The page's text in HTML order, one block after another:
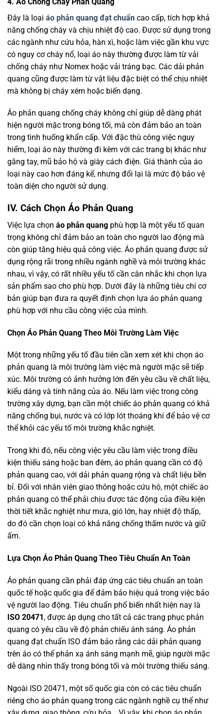
Đây là loại áo phản quang đạt chuẩn cao cấp, tích hợp khả
năng chống cháy và chịu nhiệt độ cao. Được sử dụng trong
các ngành như cứu hỏa, hàn xì, hoặc làm việc gần khu vực
có nguy cơ cháy nổ, loại áo này thường được làm từ vải
chống cháy như Nomex hoặc vải tráng bạc. Các dải phản
quang cũng được làm từ vật liệu đặc biệt có thể chịu nhiệt
mà không bị cháy xém hoặc biến dạng.
Áo phản quang chống cháy không chỉ giúp dễ dàng phát
hiện người mặc trong bóng tối, mà còn đảm bảo an toàn
trong tình huống khẩn cấp. Với đặc thù công việc nguy
hiểm, loại áo này thường đi kèm với các trang bị khác như
găng tay, mũ bảo hộ và giày cách điện. Giá thành của áo
loại này cao hơn đáng kể, nhưng đổi lại là mức độ bảo vệ
toàn diện cho người sử dụng.
IV. Cách Chọn Áo Phản Quang
Việc lựa chọn áo phản quang phù hợp là một yếu tố quan
trọng không chỉ đảm bảo an toàn cho người lao động mà
còn giúp tăng hiệu quả công việc. Áo phản quang được sử
dụng rộng rãi trong nhiều ngành nghề và môi trường khác
nhau, vì vậy, có rất nhiều yếu tố cần cân nhắc khi chọn lựa
sản phẩm sao cho phù hợp. Dưới đây là những tiêu chí cơ
bản giúp bạn đưa ra quyết định chọn lựa áo phản quang
phù hợp với nhu cầu công việc của mình.
Chọn Áo Phản Quang Theo Môi Trường Làm Việc
Một trong những yếu tố đầu tiên cần xem xét khi chọn áo
phản quang là môi trường làm việc mà người mặc sẽ tiếp
xúc. Môi trường có ảnh hưởng lớn đến yêu cầu về chất liệu,
kiểu dáng và tính năng của áo. Nếu làm việc trong công
trường xây dựng, bạn cần một chiếc áo phản quang có khả
năng chống bụi, nước và có lớp lót thoáng khí để bảo vệ cơ
thể khỏi các yếu tố môi trường khắc nghiệt.
Trong khi đó, nếu công việc yêu cầu làm việc trong điều
kiện thiếu sáng hoặc ban đêm, áo phản quang cần có độ
phản quang cao, với dải phản quang rộng và chất liệu bền
bỉ. Đối với nhân viên giao thông hoặc cứu hộ, một chiếc áo
phản quang có thể phải chịu được tác động của điều kiện
thời tiết khắc nghiệt như mưa, gió lớn, hay nhiệt độ thấp,
do đó cần chọn loại có khả năng chống thấm nước và giữ
ấm.
Lựa Chọn Áo Phản Quang Theo Tiêu Chuẩn An Toàn
Áo phản quang cần phải đáp ứng các tiêu chuẩn an toàn
quốc tế hoặc quốc gia để đảm bảo hiệu quả trong việc bảo
vệ người lao động. Tiêu chuẩn phổ biến nhất hiện nay là
ISO 20471, được áp dụng cho tất cả các trang phục phản
quang có yêu cầu về độ phản chiếu ánh sáng. Áo phản
quang đạt chuẩn ISO đảm bảo rằng các dải phản quang
trên áo có thể phản xạ ánh sáng mạnh mẽ, giúp người mặc
dễ dàng nhìn thấy trong bóng tối và môi trường thiếu sáng.
Ngoài ISO 20471, một số quốc gia còn có các tiêu chuẩn
riêng cho áo phản quang trong các ngành nghề cụ thể như